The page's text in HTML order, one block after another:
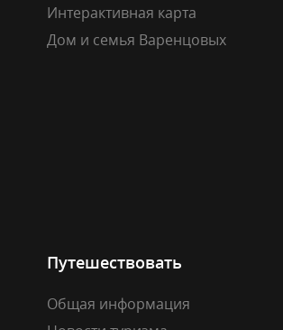
Интерактивная карта
Дом и семья Варенцовых
Путешествовать
Общая информация